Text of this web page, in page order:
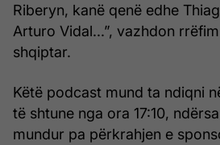
Riberyn, kanë qenë edhe
Arturo Vidal...”, vazhdon
shqiptar.
Këtë podcast mund ta ndiqni
të shtune nga ora 17:10,
mundur pa përkrahjen e